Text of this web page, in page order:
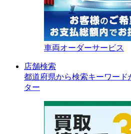
車両オーダーサービス
店舗検索
都道府県から検索キーワード
ター